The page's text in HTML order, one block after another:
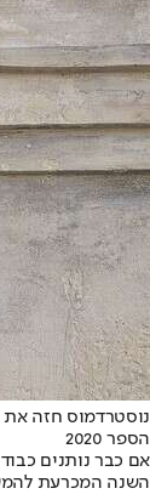
נוסטרדמוס חזה את
הספר 2020
השנה המכרעת